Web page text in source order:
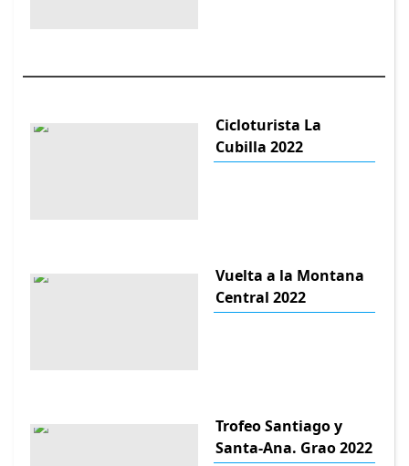
Cicloturista La
Cubilla 2022
Vuelta a la Montana
Central 2022
Trofeo Santiago y
Santa-Ana. Grao 2022